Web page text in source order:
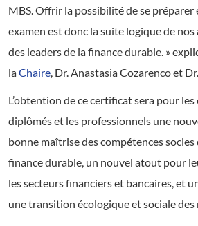
MBS. Offrir la possibilité de se préparer
examen est donc la suite logique de
des leaders de la finance durable. »
laChaire , Dr. Anastasia Cozarenco et
L’obtention de ce certificat sera pour
diplômés et les professionnels une
bonne maîtrise des compétences socles
finance durable, un nouvel atout pour
les secteurs financiers et bancaires, et
une transition écologique et sociale des